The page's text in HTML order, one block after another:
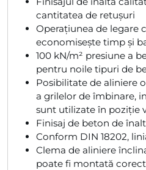
cantitatea de retușuri
Operațiunea de legare
economisește timp și
100 kN/m² presiune a
pentru noile tipuri de
Posibilitate de aliniere
a grilelor de îmbinare,
sunt utilizate în poziție
Finisaj de beton de
Conform DIN 18202,
Clema de aliniere
poate fi montată